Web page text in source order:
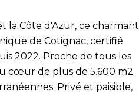
la Côte d'Azur, ce charmant
de Cotignac, certifié
2022. Proche de tous les
cœur de plus de 5.600 m2
Privé et paisible,